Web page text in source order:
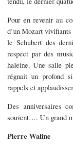
Pour en revenir au
d’un Mozart vivifiants
le Schubert des
respect par des
haleine. Une salle
régnait un profond
rappels et
Des anniversaires
souvent…. Un grand
Pierre Waline